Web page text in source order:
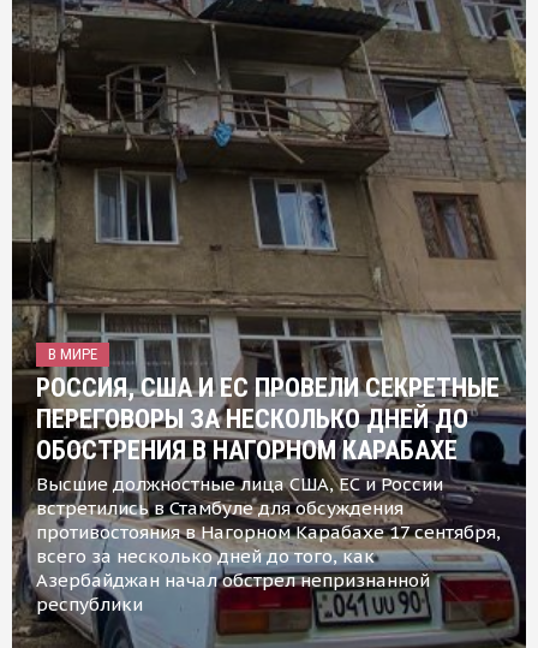
В МИРЕ
РОССИЯ, США И ЕС ПРОВЕЛИ СЕКРЕТНЫЕ
ПЕРЕГОВОРЫ ЗА НЕСКОЛЬКО ДНЕЙ ДО
ОБОСТРЕНИЯ В НАГОРНОМ КАРАБАХЕ
Высшие должностные лица США, ЕС и России
встретились в Стамбуле для обсуждения
противостояния в Нагорном Карабахе 17 сентября,
всего за несколько дней до того, как
Азербайджан начал обстрел непризнанной
республики